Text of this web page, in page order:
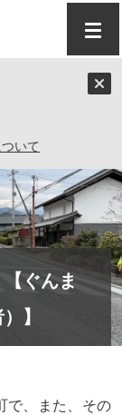
いて
民ライター（ぐ
ぐんま
】
で、また、その